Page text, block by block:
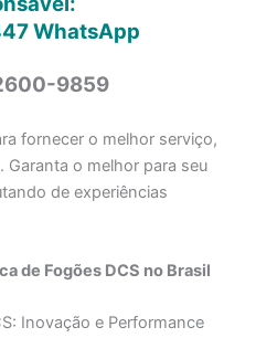
WhatsApp
9859
fornecer o melhor serviço,
Garanta o melhor para seu
de experiências
de Fogões DCS no Brasil
Inovação e Performance